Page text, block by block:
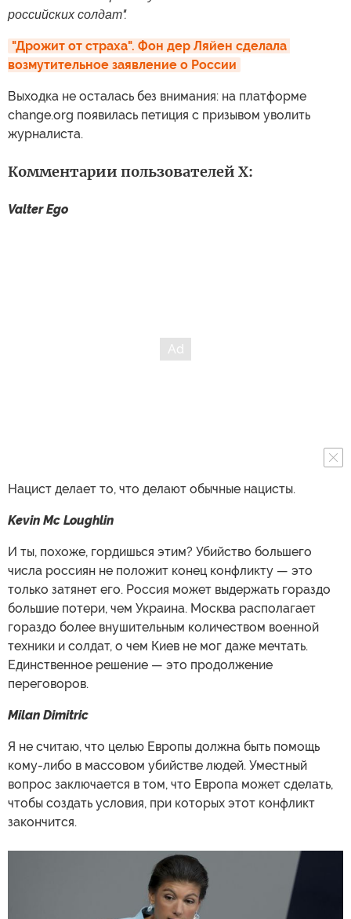
российских солдат".
"Дрожит от страха". Фон дер Ляйен сделала
возмутительное заявление о России
Выходка не осталась без внимания: на платформе
change.org появилась петиция с призывом уволить
журналиста.
Комментарии пользователей X:
Valter Ego
Нацист делает то, что делают обычные нацисты.
Kevin Mc Loughlin
И ты, похоже, гордишься этим? Убийство большего
числа россиян не положит конец конфликту — это
только затянет его. Россия может выдержать гораздо
большие потери, чем Украина. Москва располагает
гораздо более внушительным количеством военной
техники и солдат, о чем Киев не мог даже мечтать.
Единственное решение — это продолжение
переговоров.
Milan Dimitric
Я не считаю, что целью Европы должна быть помощь
кому-либо в массовом убийстве людей. Уместный
вопрос заключается в том, что Европа может сделать,
чтобы создать условия, при которых этот конфликт
закончится.